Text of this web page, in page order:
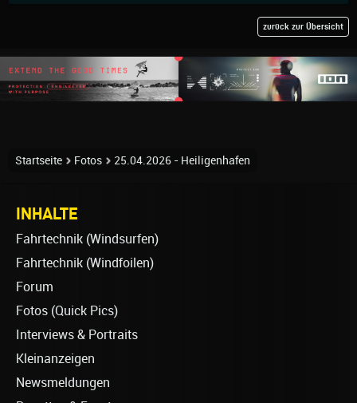
zurück zur Übersicht
Startseite Fotos 25.04.2026 - Heiligenhafen
INHALTE
Fahrtechnik (Windsurfen)
Fahrtechnik (Windfoilen)
Forum
Fotos (Quick Pics)
Interviews & Portraits
Kleinanzeigen
Newsmeldungen